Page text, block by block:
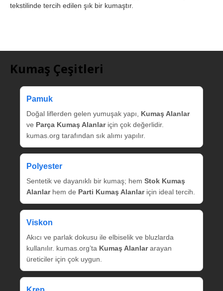
tekstilinde tercih edilen şık bir kumaştır.
Kumaş Çeşitleri
Pamuk
Doğal liflerden gelen yumuşak yapı, Kumaş Alanlar
ve Parça Kumaş Alanlariçin çok değerlidir.
kumas.org tarafından sık alımı yapılır.
Polyester
Sentetik ve dayanıklı bir kumaş; hem Stok Kumaş
Alanlarhem de Parti Kumaş Alanlariçin ideal tercih.
Viskon
Akıcı ve parlak dokusu ile elbiselik ve bluzlarda
kullanılır. kumas.org’ta Kumaş Alanlararayan
üreticiler için çok uygun.